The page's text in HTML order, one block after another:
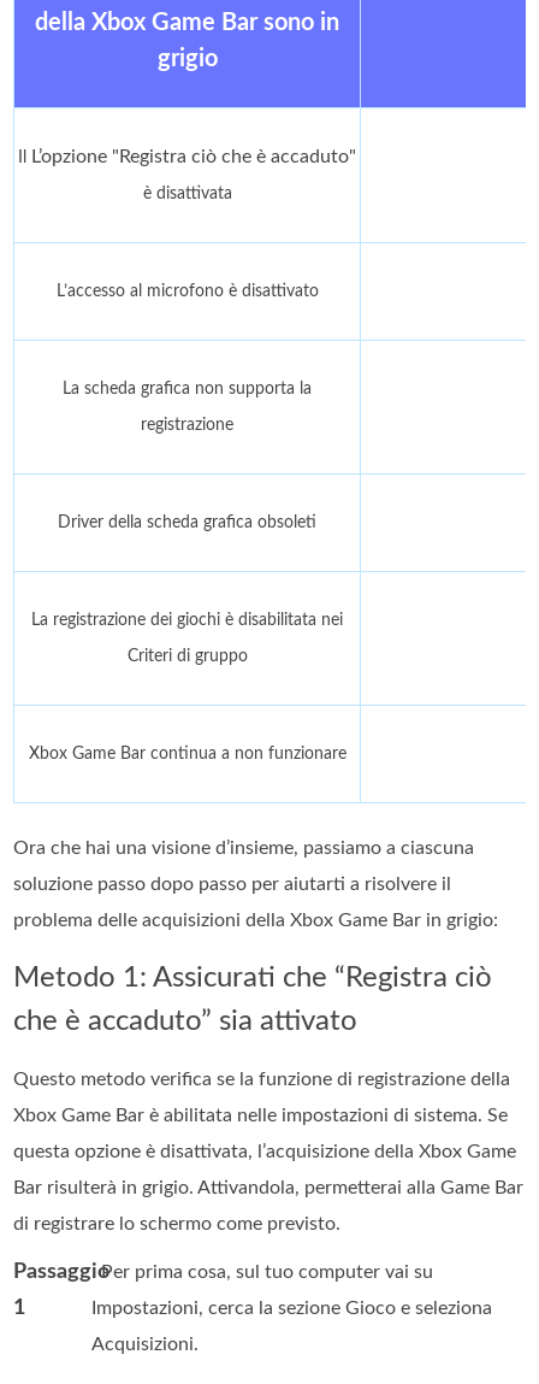
della Xbox Game Bar sono in
grigio
L’opzione "Registra ciò che è accaduto"
è disattivata
L’accesso al microfono è disattivato
La scheda grafica non supporta la
registrazione
Driver della scheda grafica obsoleti
La registrazione dei giochi è disabilitata nei
Criteri di gruppo
Xbox Game Bar continua a non funzionare
Ora che hai una visione d’insieme, passiamo a ciascuna
soluzione passo dopo passo per aiutarti a risolvere il
problema delle acquisizioni della Xbox Game Bar in grigio:
Metodo 1: Assicurati che “Registra ciò
che è accaduto” sia attivato
Questo metodo verifica se la funzione di registrazione della
Xbox Game Bar è abilitata nelle impostazioni di sistema. Se
questa opzione è disattivata, l’acquisizione della Xbox Game
Bar risulterà in grigio. Attivandola, permetterai alla Game Bar
di registrare lo schermo come previsto.
Passaggio
1
. Per prima cosa, sul tuo computer vai su
Impostazioni, cerca la sezione Gioco e seleziona
Acquisizioni.